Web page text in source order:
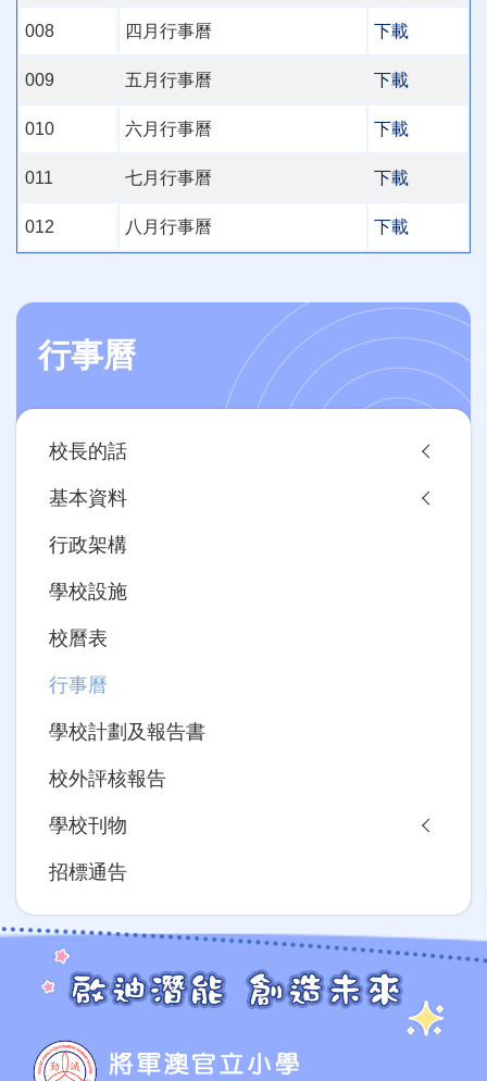
008 四月行事曆 下載
009 五月行事曆 下載
010 六月行事曆 下載
011 七月行事曆 下載
012 八月行事曆 下載
行事曆
Main
navigation
校長的話
基本資料
行政架構
學校設施
校曆表
行事曆
學校計劃及報告書
校外評核報告
學校刊物
招標通告